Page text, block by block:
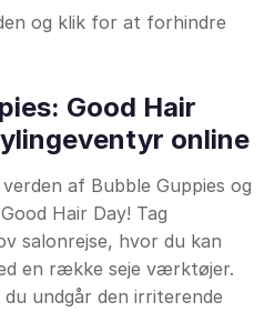
og klik for at forhindre
Good Hair
online
af Bubble Guppies og
Hair Day! Tag
salonrejse, hvor du kan
en række seje værktøjer.
undgår den irriterende